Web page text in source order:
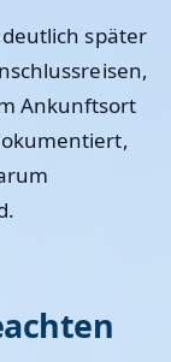
später
Ankunftsort